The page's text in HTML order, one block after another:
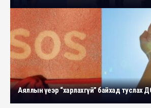
Аяллын үеэр “харлахгүй” байхад